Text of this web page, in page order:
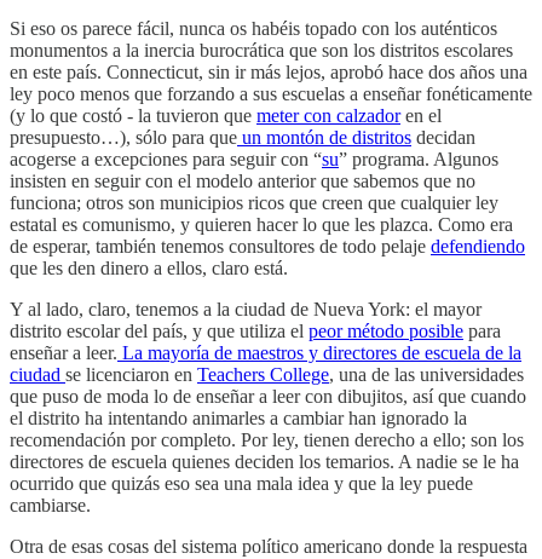
Si eso os parece fácil, nunca os habéis topado con los auténticos
monumentos a la inercia burocrática que son los distritos escolares
en este país. Connecticut, sin ir más lejos, aprobó hace dos años una
ley poco menos que forzando a sus escuelas a enseñar fonéticamente
(y lo que costó - la tuvieron que meter con calzadoren el
presupuesto…), sólo para que un montón de distritos decidan
acogerse a excepciones para seguir con “su” programa. Algunos
insisten en seguir con el modelo anterior que sabemos que no
funciona; otros son municipios ricos que creen que cualquier ley
estatal es comunismo, y quieren hacer lo que les plazca. Como era
de esperar, también tenemos consultores de todo pelaje defendiendo
que les den dinero a ellos, claro está.
Y al lado, claro, tenemos a la ciudad de Nueva York: el mayor
distrito escolar del país, y que utiliza el peor método posible para
enseñar a leer. La mayoría de maestros y directores de escuela de la
ciudad se licenciaron en Teachers College, una de las universidades
que puso de moda lo de enseñar a leer con dibujitos, así que cuando
el distrito ha intentando animarles a cambiar han ignorado la
recomendación por completo. Por ley, tienen derecho a ello; son los
directores de escuela quienes deciden los temarios. A nadie se le ha
ocurrido que quizás eso sea una mala idea y que la ley puede
cambiarse.
Otra de esas cosas del sistema político americano donde la respuesta